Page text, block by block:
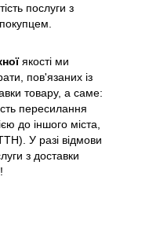
послуги з
якості ми
пов'язаних із
товару, а саме:
пересилання
до іншого міста,
У разі відмови
з доставки